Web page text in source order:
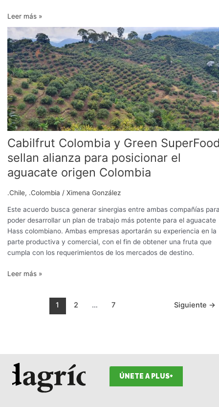
Leer más »
Cabilfrut Colombia y Green
sellan alianza para posicionar el
aguacate origen Colombia
.Chile, .Colombia / Ximena González
Este acuerdo busca generar sinergias entre ambas compañías
poder desarrollar un plan de trabajo más potente para el aguacate
Hass colombiano. Ambas empresas aportarán su experiencia en la
parte productiva y comercial, con el fin de obtener una fruta que
cumpla con los requerimientos de los mercados de destino.
Cabilfrut
Colombia
y
Green
SuperFood
sellan
alianza
para
posicionar
el
aguacate
Colombia
Leer más »
1 2 … 7 Siguiente →
ÚNETE A PLUS+